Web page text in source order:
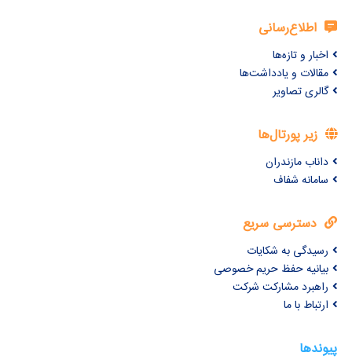
اطلاع‌رسانی
اخبار و تازه‌ها
مقالات و یادداشت‌ها
گالری تصاویر
زیر پورتال‌ها
داناب مازندران
سامانه شفاف
دسترسی سریع
رسیدگی به شکایات
بیانیه حفظ حریم خصوصی
راهبرد مشارکت شرکت
ارتباط با ما
پیوندها